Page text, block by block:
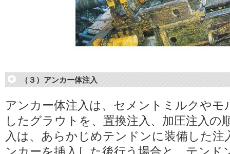
（３）アンカー体注入
アンカー体注入は、セメントミルクやモ
したグラウトを、置換注入、加圧注入の
入は、あらかじめテンドンに装備した注